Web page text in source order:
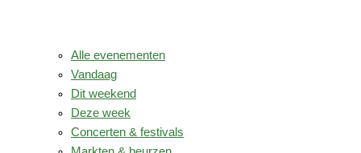
Alle evenementen
Vandaag
Dit weekend
Deze week
Concerten & festivals